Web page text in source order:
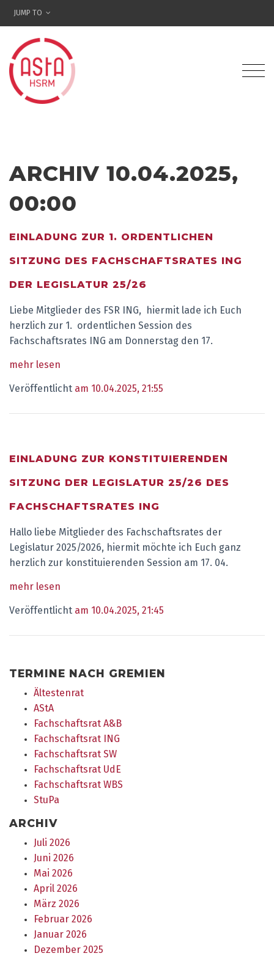
JUMP TO
ARCHIV 10.04.2025,
00:00
EINLADUNG ZUR 1. ORDENTLICHEN
SITZUNG DES FACHSCHAFTSRATES ING
DER LEGISLATUR 25/26
Liebe Mitglieder des FSR ING, hiermit lade ich Euch
herzlich zur 1. ordentlichen Session des
Fachschaftsrates ING am Donnerstag den 17.
mehr lesen
Veröffentlicht am 10.04.2025, 21:55
EINLADUNG ZUR KONSTITUIERENDEN
SITZUNG DER LEGISLATUR 25/26 DES
FACHSCHAFTSRATES ING
Hallo liebe Mitglieder des Fachschaftsrates der
Legislatur 2025/2026, hiermit möchte ich Euch ganz
herzlich zur konstituierenden Session am 17. 04.
mehr lesen
Veröffentlicht am 10.04.2025, 21:45
TERMINE NACH GREMIEN
Ältestenrat
AStA
Fachschaftsrat A&B
Fachschaftsrat ING
Fachschaftsrat SW
Fachschaftsrat UdE
Fachschaftsrat WBS
StuPa
ARCHIV
Juli 2026
Juni 2026
Mai 2026
April 2026
März 2026
Februar 2026
Januar 2026
Dezember 2025